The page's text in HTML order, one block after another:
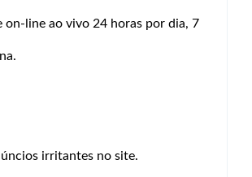
on-line ao vivo 24 horas por dia, 7
irritantes no site.